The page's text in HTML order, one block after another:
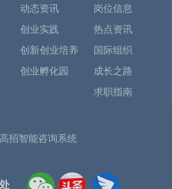
动态资讯
创业实践
创新创业培养
创业孵化园
岗位信息
热点资讯
国际组织
成长之路
求职指南
高招智能咨询系统